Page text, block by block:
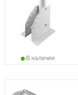
В наличии